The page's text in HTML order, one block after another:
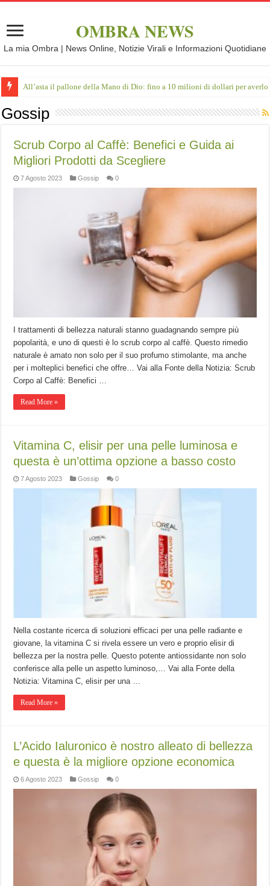
OMBRA NEWS
La mia Ombra | News Online, Notizie Virali e Informazioni Quotidiane
All’asta il pallone della Mano di Dio: fino a 10 milioni di dollari per averlo
Gossip
Scrub Corpo al Caffè: Benefici e Guida ai
Migliori Prodotti da Scegliere
7 Agosto 2023 Gossip 0
I trattamenti di bellezza naturali stanno guadagnando sempre più
popolarità, e uno di questi è lo scrub corpo al caffè. Questo rimedio
naturale è amato non solo per il suo profumo stimolante, ma anche
per i molteplici benefici che offre… Vai alla Fonte della Notizia: Scrub
Corpo al Caffè: Benefici …
Read More »
Vitamina C, elisir per una pelle luminosa e
questa è un’ottima opzione a basso costo
7 Agosto 2023 Gossip 0
Nella costante ricerca di soluzioni efficaci per una pelle radiante e
giovane, la vitamina C si rivela essere un vero e proprio elisir di
bellezza per la nostra pelle. Questo potente antiossidante non solo
conferisce alla pelle un aspetto luminoso,… Vai alla Fonte della
Notizia: Vitamina C, elisir per una …
Read More »
L’Acido Ialuronico è nostro alleato di bellezza
e questa è la migliore opzione economica
6 Agosto 2023 Gossip 0